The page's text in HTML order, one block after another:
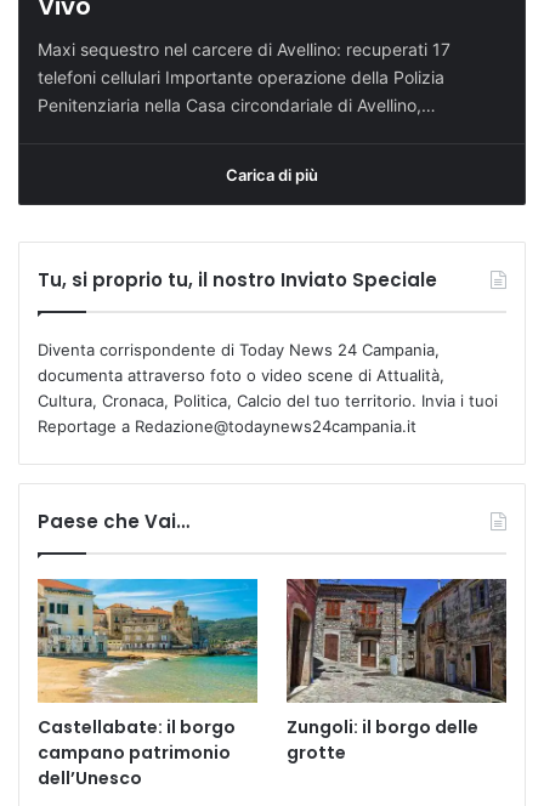
Maxi sequestro nel carcere di Avellino: recuperati 17
telefoni cellulari Importante operazione della Polizia
Penitenziaria nella Casa circondariale di Avellino,…
Carica di più
Tu, si proprio tu, il nostro Inviato Speciale
Diventa corrispondente di Today News 24 Campania,
documenta attraverso foto o video scene di Attualità,
Cultura, Cronaca, Politica, Calcio del tuo territorio. Invia i tuoi
Reportage a Redazione@todaynews24campania.it
Paese che Vai…
Castellabate: il borgo
campano patrimonio
dell’Unesco
Zungoli: il borgo delle
grotte